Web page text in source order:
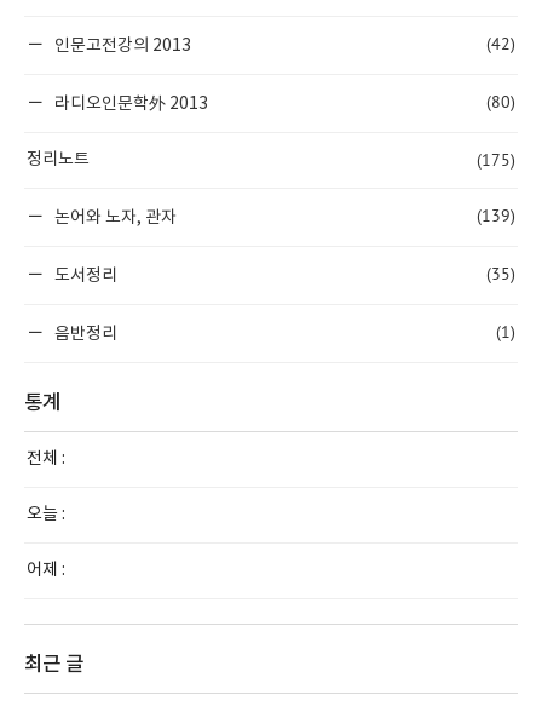
인문고전강의 2013 (42)
라디오인문학外 2013 (80)
정리노트 (175)
논어와 노자, 관자 (139)
도서정리 (35)
음반정리 (1)
통계
전체 :
오늘 :
어제 :
최근 글